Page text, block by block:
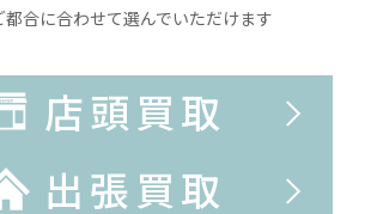
都合に合わせて選んでいただけます
店頭買取
出張買取